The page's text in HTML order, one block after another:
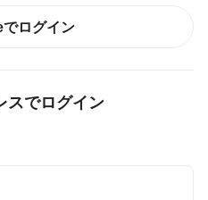
ログイン
スでログイン